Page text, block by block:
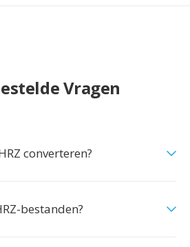
Vragen
converteren?
bestanden?